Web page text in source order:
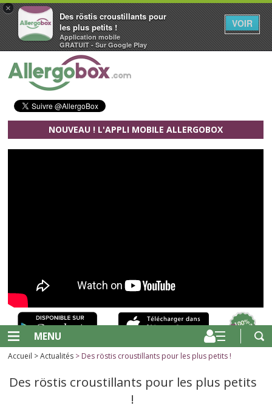
×
Des röstis croustillants pour
les plus petits !
Application mobile
GRATUIT - Sur Google Play
VOIR
Aller au contenu principal
NOUVEAU ! L'APPLI MOBILE ALLERGOBOX
MENU
Accueil >Actualités > Des röstis croustillants pour les plus petits !
Des röstis croustillants pour les plus petits
!